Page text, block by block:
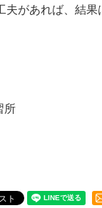
夫があれば、結果
所